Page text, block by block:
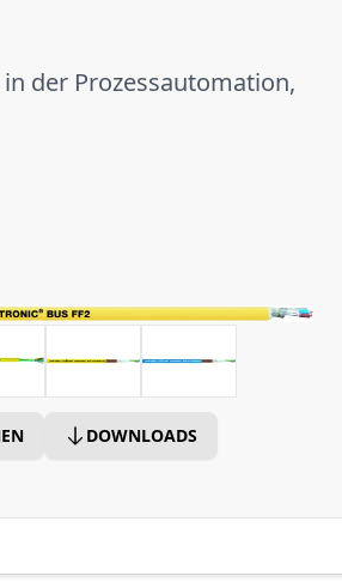
der Prozessautomation,
DOWNLOADS